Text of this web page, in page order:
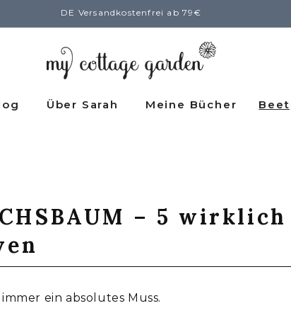
DE Versandkostenfrei ab 79€
Über Sarah Meine Bücher
– 5
ein absolutes Muss.